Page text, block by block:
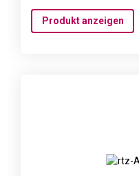
Produkt anzeigen